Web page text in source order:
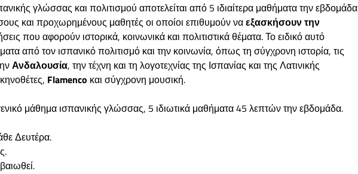
γλώσσας και πολιτισμού αποτελείται από 5 ιδιαίτερα μαθήματα την εβδομάδα
και προχωρημένους μαθητές οι οποίοι επιθυμούν ναεξασκήσουν την
που αφορούν ιστορικά, κοινωνικά και πολιτιστικά θέματα. Το ειδικό αυτό
από τον ισπανικό πολιτισμό και την κοινωνία, όπως τη σύγχρονη ιστορία, τις
Ανδαλουσία, την τέχνη και τη λογοτεχνίας της Ισπανίας και της Λατινικής
Flamenco και σύγχρονη μουσική.
μάθημα ισπανικής γλώσσας, 5 ιδιωτικά μαθήματα 45 λεπτών την εβδομάδα.
Δευτέρα.